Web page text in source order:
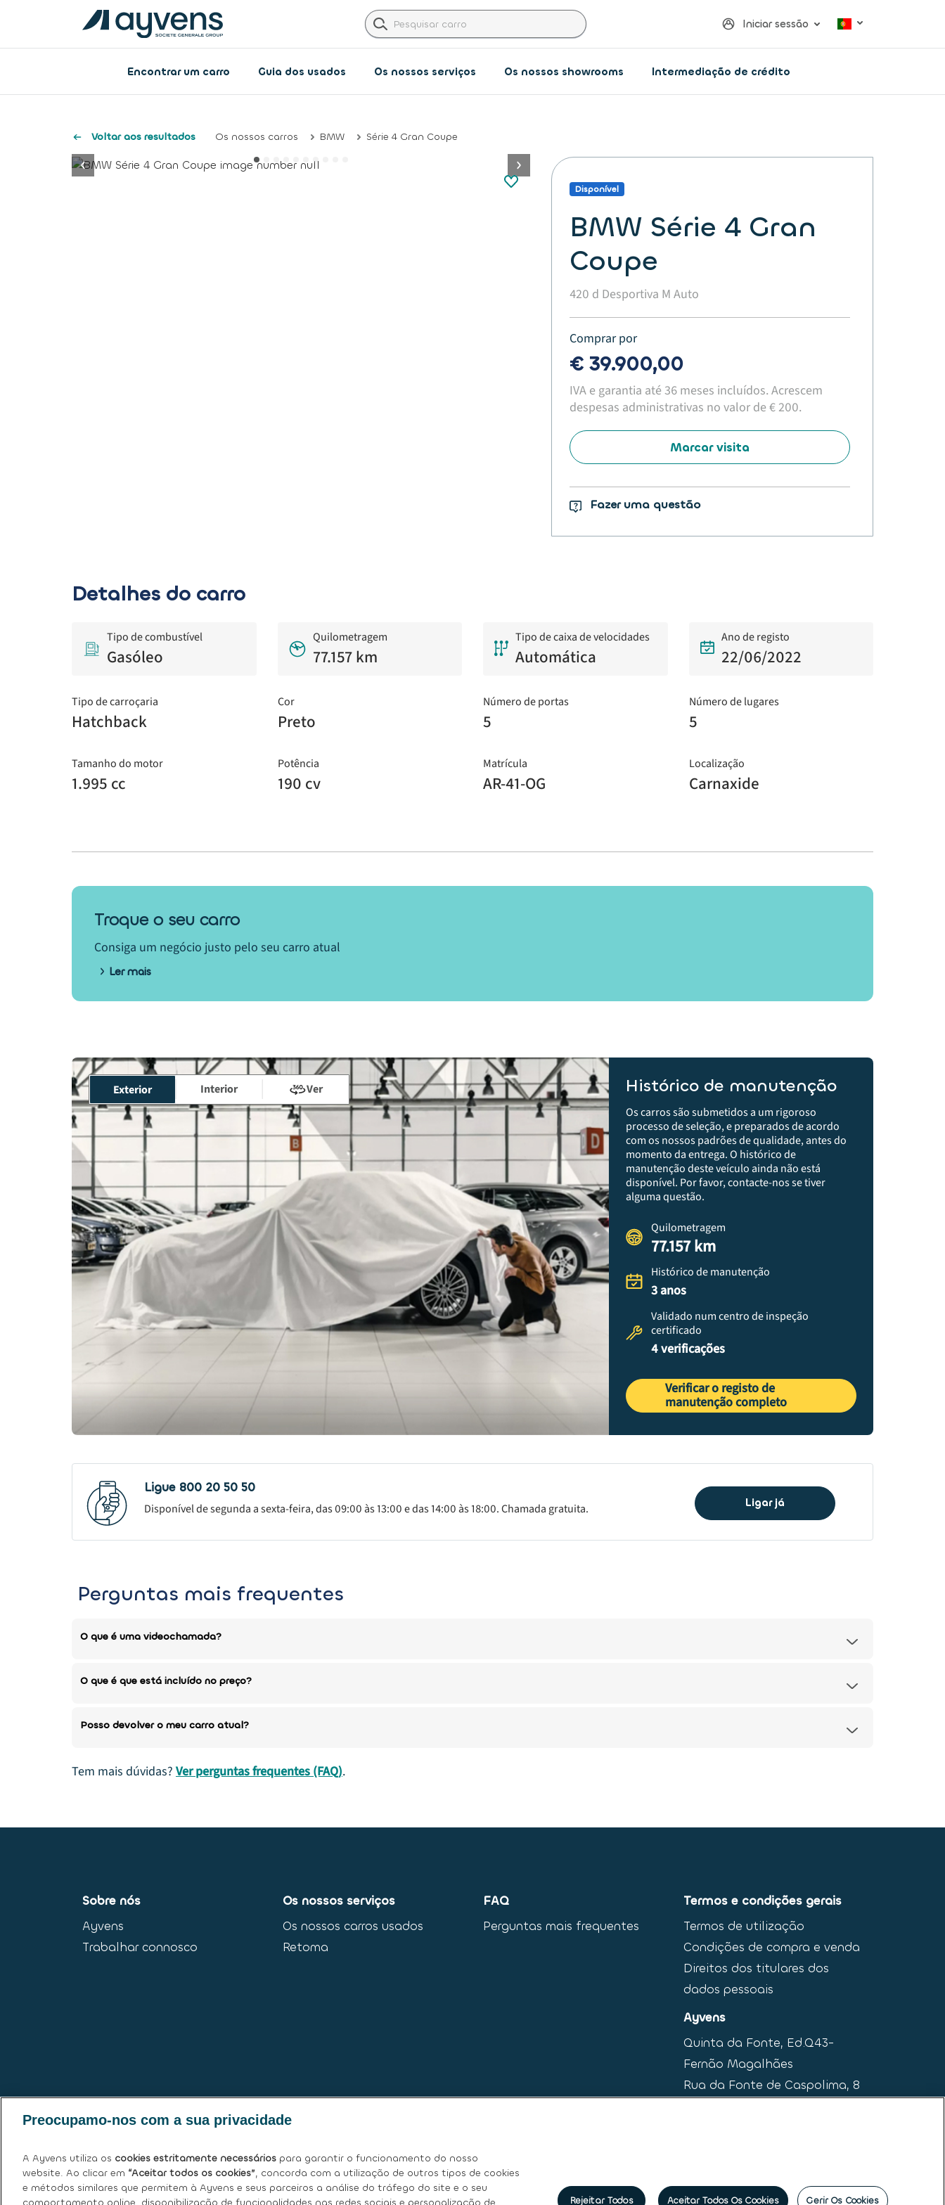
Iniciar sessão
Encontrar um carro Guia dos usados Os nossos serviços Os nossos showrooms​ Intermediação de crédito
Voltar aos resultados Os nossos carros BMW Série 4 Gran Coupe
button.previous button.next
Disponível
BMW Série 4 Gran
Coupe
420 d Desportiva M Auto
Comprar por
€ 39.900,00
IVA e garantia até 36 meses incluídos. Acrescem
despesas administrativas no valor de € 200.​
Marcar visita
Fazer uma questão
Detalhes do carro
Tipo de combustível
Gasóleo
Quilometragem
77.157 km
Tipo de caixa de velocidades
Automática
Ano de registo
22/06/2022
Tipo de carroçaria
Hatchback
Cor
Preto
Número de portas
5
Número de lugares
5
Tamanho do motor
1.995 cc
Potência
190 cv
Matrícula
AR-41-OG
Localização
Carnaxide
Troque o seu carro
Consiga um negócio justo pelo seu carro atual
Ler mais
Exterior Interior Ver Histórico de manutenção
Os carros são submetidos a um rigoroso
processo de seleção, e preparados de acordo
com os nossos padrões de qualidade, antes do
momento da entrega.​ O histórico de
manutenção deste veículo ainda não está
disponível. Por favor, contacte-nos se tiver
alguma questão.
Quilometragem
77.157 km
Histórico de manutenção
3 anos
Validado num centro de inspeção
certificado
4 verificações
Verificar o registo de
manutenção completo
Ligue 800 20 50 50
Disponível de segunda a sexta-feira, das 09:00 às 13:00 e das 14:00 às 18:00. Chamada gratuita. Ligar já
Perguntas mais frequentes
O que é uma videochamada?
O que é que está incluído no preço?
Posso devolver o meu carro atual?
Tem mais dúvidas? Ver perguntas frequentes (FAQ).
Sobre nós
Ayvens
Trabalhar connosco
Os nossos serviços
Os nossos carros usados
Retoma
FAQ
Perguntas mais frequentes
Termos e condições gerais
Termos de utilização
Condições de compra e venda
Direitos dos titulares dos
dados pessoais
Ayvens
Quinta da Fonte, Ed.Q43-
Fernão Magalhães
Rua da Fonte de Caspolima, 8
Política de Cookies|Declaração de Privacidade|Termos de Utilização|Direitos dos titulares dos dados pessoais | Princípios Éticos e de Conduta |Código de
Preocupamo-nos com a sua privacidade
A Ayvens utiliza os cookies estritamente necessários para garantir o funcionamento do nosso
website. Ao clicar em “Aceitar todos os cookies”, concorda com a utilização de outros tipos de cookies
e métodos similares que permitem à Ayvens e seus parceiros a análise do tráfego do site e o seu
Gerir Os Cookies
Rejeitar Todos Aceitar Todos Os Cookies